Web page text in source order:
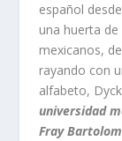
español
una huerta
mexicanos,
rayando con
alfabeto,
universidad
Fray